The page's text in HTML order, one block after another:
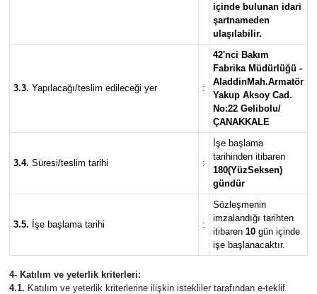
içinde bulunan idari
şartnameden
ulaşılabilir.
3.3. Yapılacağı/teslim edileceği yer :
42'nci Bakım
Fabrika Müdürlüğü -
AladdinMah.Armatör
Yakup Aksoy Cad.
No:22 Gelibolu/
ÇANAKKALE
3.4. Süresi/teslim tarihi :
İşe başlama
tarihinden itibaren
180(YüzSeksen)
gündür
3.5. İşe başlama tarihi :
Sözleşmenin
imzalandığı tarihten
itibaren 10gün içinde
işe başlanacaktır.
4- Katılım ve yeterlik kriterleri:
4.1. Katılım ve yeterlik kriterlerine ilişkin istekliler tarafından e-teklif